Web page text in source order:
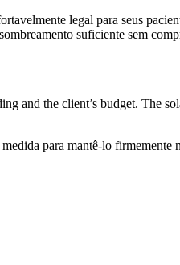
legal para seus
suficiente sem
and the client’s budget. The
para mantê-lo firmemente